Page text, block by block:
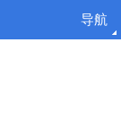
导航